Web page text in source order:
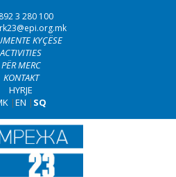
3 280 100
KYÇËSE
ACTIVITIES
PËR MERC
KONTAKT
HYRJE
|EN | SQ